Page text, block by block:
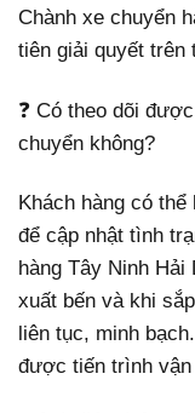
Chành xe chuyển
tiên giải quyết trên
❓ Có theo dõi
chuyển không?
Khách hàng có
để cập nhật tình
hàng Tây Ninh Hải
xuất bến và khi
liên tục, minh
được tiến trình vận